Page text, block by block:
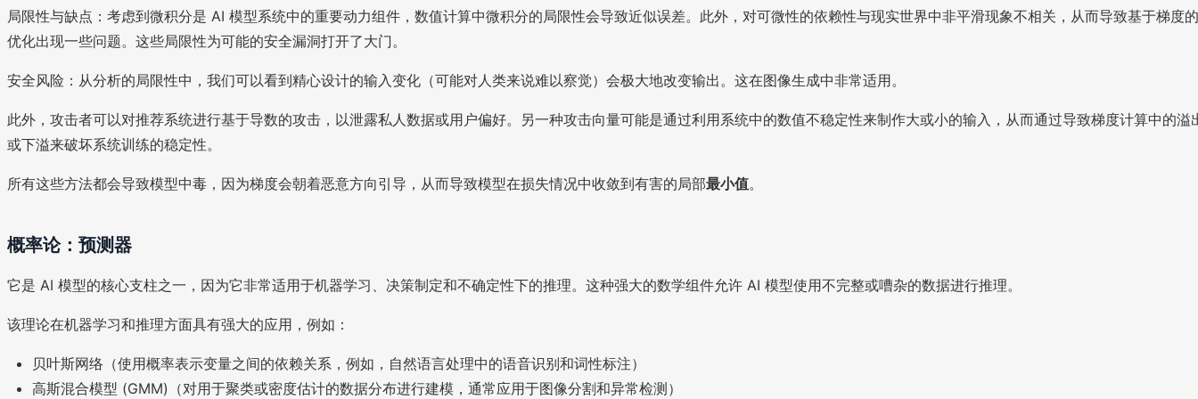
局限性与缺点：考虑到微积分是 AI 模型系统中的重要动力组件，数值计算中微积分的局限性会导致近似误差。此外，对可微性的依赖性与现实世界中非平滑现象不相关，从而导致基于梯度的
优化出现一些问题。这些局限性为可能的安全漏洞打开了大门。
安全风险：从分析的局限性中，我们可以看到精心设计的输入变化（可能对人类来说难以察觉）会极大地改变输出。这在图像生成中非常适用。
此外，攻击者可以对推荐系统进行基于导数的攻击，以泄露私人数据或用户偏好。另一种攻击向量可能是通过利用系统中的数值不稳定性来制作大或小的输入，从而通过导致梯度计算中的溢
或下溢来破坏系统训练的稳定性。
所有这些方法都会导致模型中毒，因为梯度会朝着恶意方向引导，从而导致模型在损失情况中收敛到有害的局部最小值。
概率论：预测器
它是 AI 模型的核心支柱之一，因为它非常适用于机器学习、决策制定和不确定性下的推理。这种强大的数学组件允许 AI 模型使用不完整或嘈杂的数据进行推理。
该理论在机器学习和推理方面具有强大的应用，例如：
贝叶斯网络（使用概率表示变量之间的依赖关系，例如，自然语言处理中的语音识别和词性标注）
高斯混合模型 (GMM)（对用于聚类或密度估计的数据分布进行建模，通常应用于图像分割和异常检测）